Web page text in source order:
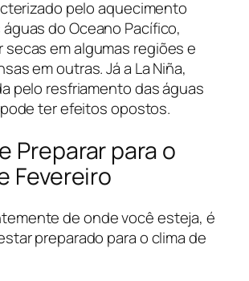
pelo aquecimento
do Oceano Pacífico,
secas em algumas regiões e
em outras. Já a La Niña,
pelo resfriamento das águas
ter efeitos opostos.
Preparar para o
Fevereiro
de onde você esteja, é
preparado para o clima de